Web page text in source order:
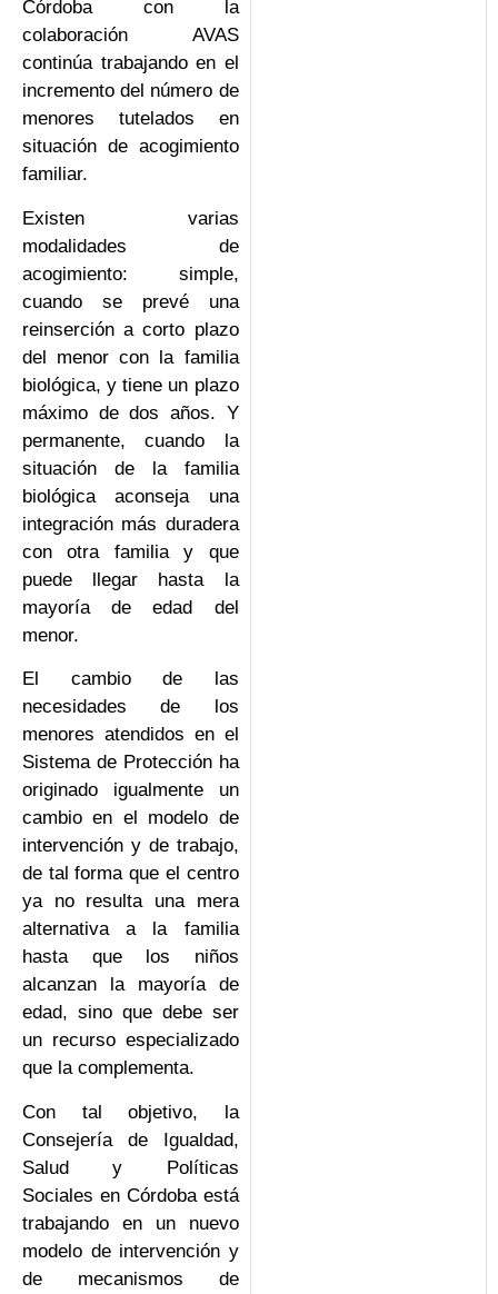
Córdoba con la
colaboración AVAS
continúa trabajando en el
incremento del número de
menores tutelados en
situación de acogimiento
familiar.
Existen varias
modalidades de
acogimiento: simple,
cuando se prevé una
reinserción a corto plazo
del menor con la familia
biológica, y tiene un plazo
máximo de dos años. Y
permanente, cuando la
situación de la familia
biológica aconseja una
integración más duradera
con otra familia y que
puede llegar hasta la
mayoría de edad del
menor.
El cambio de las
necesidades de los
menores atendidos en el
Sistema de Protección ha
originado igualmente un
cambio en el modelo de
intervención y de trabajo,
de tal forma que el centro
ya no resulta una mera
alternativa a la familia
hasta que los niños
alcanzan la mayoría de
edad, sino que debe ser
un recurso especializado
que la complementa.
Con tal objetivo, la
Consejería de Igualdad,
Salud y Políticas
Sociales en Córdoba está
trabajando en un nuevo
modelo de intervención y
de mecanismos de